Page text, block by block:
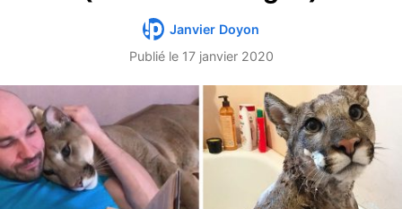
Janvier Doyon
Publié le 17 janvier 2020